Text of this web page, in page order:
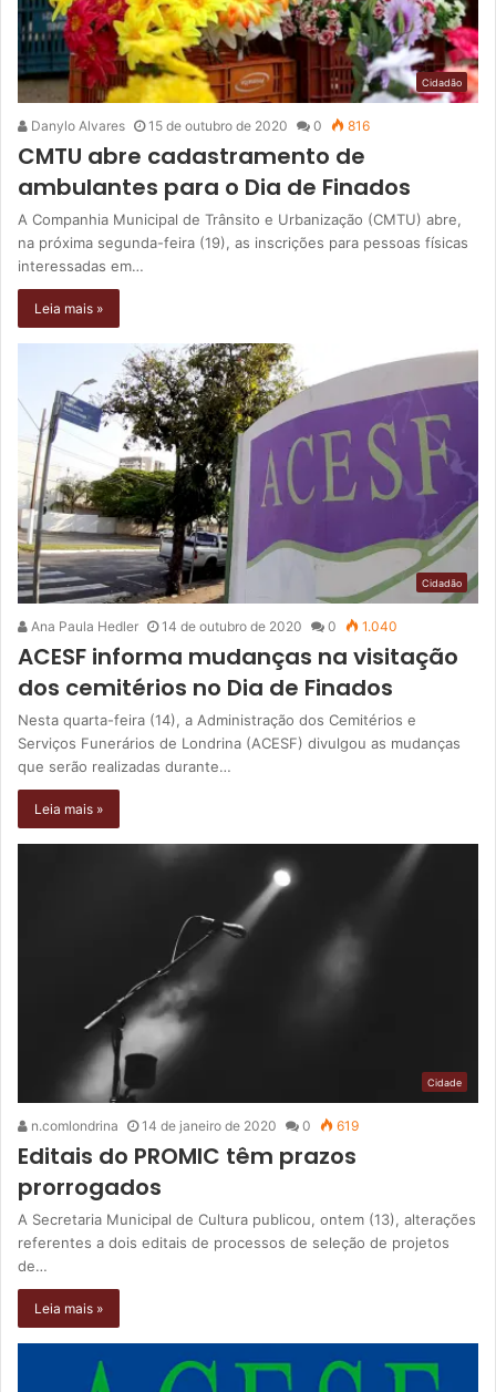
Cidadão
Danylo Alvares 15 de outubro de 2020 0 816
CMTU abre cadastramento de
ambulantes para o Dia de Finados
A Companhia Municipal de Trânsito e Urbanização (CMTU) abre,
na próxima segunda-feira (19), as inscrições para pessoas físicas
interessadas em…
Leia mais »
Cidadão
Ana Paula Hedler 14 de outubro de 2020 0 1.040
ACESF informa mudanças na visitação
dos cemitérios no Dia de Finados
Nesta quarta-feira (14), a Administração dos Cemitérios e
Serviços Funerários de Londrina (ACESF) divulgou as mudanças
que serão realizadas durante…
Leia mais »
Cidade
n.comlondrina 14 de janeiro de 2020 0 619
Editais do PROMIC têm prazos
prorrogados
A Secretaria Municipal de Cultura publicou, ontem (13), alterações
referentes a dois editais de processos de seleção de projetos
de…
Leia mais »